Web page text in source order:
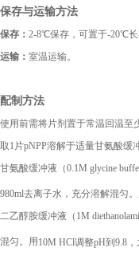
保存与运输方法
保存： 2-8℃保存，可置于-20℃长
运输： 室温运输。
配制方法
使用前需将片剂置于常温回温至
取1 片pNPP溶解于适量甘氨酸缓
甘氨酸缓冲液（0.1M glycine
980ml去离子水，充分溶解混匀。
二乙醇胺缓冲液（ 1M
混匀。用 10M HCl调整pH到9.8